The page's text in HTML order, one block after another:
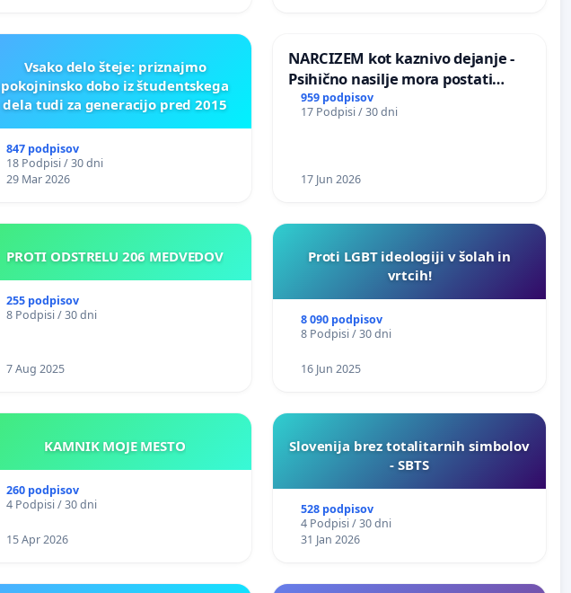
Vsako delo šteje: priznajmo
pokojninsko dobo iz študentskega
dela tudi za generacijo pred 2015
847 podpisov
18 Podpisi / 30 dni
29 Mar 2026
NARCIZEM kot kaznivo dejanje -
Psihično nasilje mora postati
enako prepoznano kot fizično
nasilje
959 podpisov
17 Podpisi / 30 dni
17 Jun 2026
PROTI ODSTRELU 206 MEDVEDOV
255 podpisov
8 Podpisi / 30 dni
7 Aug 2025
Proti LGBT ideologiji v šolah in
vrtcih!
8 090 podpisov
8 Podpisi / 30 dni
16 Jun 2025
KAMNIK MOJE MESTO
260 podpisov
4 Podpisi / 30 dni
15 Apr 2026
Slovenija brez totalitarnih simbolov
- SBTS
528 podpisov
4 Podpisi / 30 dni
31 Jan 2026